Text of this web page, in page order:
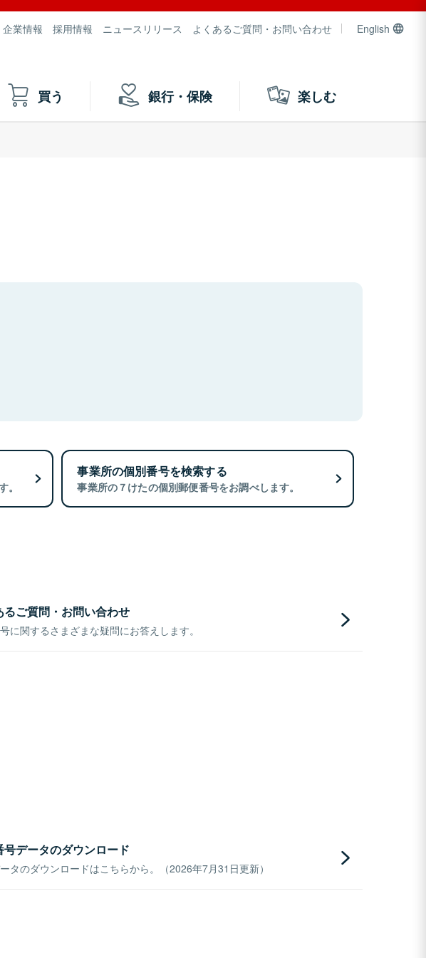
企業情報 採用情報 ニュースリリース よくあるご質問・お問い合わせ English
買う 銀行・保険 楽しむ
事業所の個別番号を検索する
事業所の７けたの個別郵便番号をお調べします。
るご質問・お問い合わせ
に関するさまざまな疑問にお答えします。
号データのダウンロード
タのダウンロードはこちらから。（2026年7月31日更新）